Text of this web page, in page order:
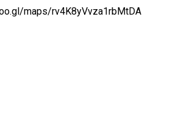
maps/rv4K8yVvza1rbMtDA